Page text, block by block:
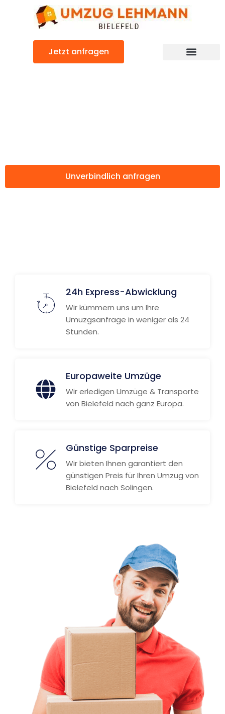
Jetzt anfragen
Unverbindlich anfragen
24h Express-Abwicklung
Wir kümmern uns um Ihre
Umuzgsanfrage in weniger als 24
Stunden.
Europaweite Umzüge
Wir erledigen Umzüge & Transporte
von Bielefeld nach ganz Europa.
Günstige Sparpreise
Wir bieten Ihnen garantiert den
günstigen Preis für Ihren Umzug von
Bielefeld nach Solingen.